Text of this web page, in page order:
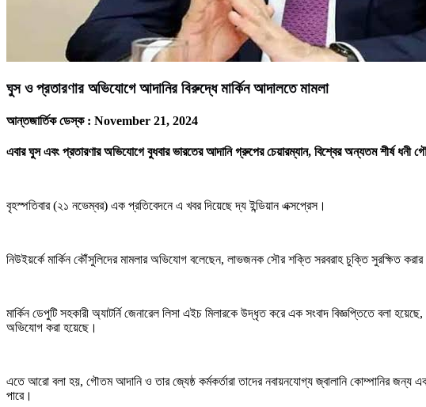
ঘুস ও প্রতারণার অভিযোগে আদানির বিরুদ্ধে মার্কিন আদালতে মামলা
আন্তজার্তিক ডেস্ক : November 21, 2024
এবার ঘুস এবং প্রতারণার অভিযোগে বুধবার ভারতের আদানি গ্রুপের চেয়ারম্যান, বিশ্বের অন্যতম শীর্ষ
বৃহস্পতিবার (২১ নভেম্বর) এক প্রতিবেদনে এ খবর দিয়েছে দ্য ইন্ডিয়ান এক্সপ্রেস।
নিউইয়র্কে মার্কিন কৌঁসুলিদের মামলার অভিযোগ বলেছেন, লাভজনক সৌর শক্তি সরবরাহ চুক্তি সুরক্ষিত
মার্কিন ডেপুটি সহকারী অ্যাটর্নি জেনারেল লিসা এইচ মিলারকে উদ্ধৃত করে এক সংবাদ বিজ্ঞপ্তিতে বলা
অভিযোগ করা হয়েছে।
এতে আরো বলা হয়, গৌতম আদানি ও তার জ্যেষ্ঠ কর্মকর্তারা তাদের নবায়নযোগ্য জ্বালানি কোম্পানির জন্য
পারে।